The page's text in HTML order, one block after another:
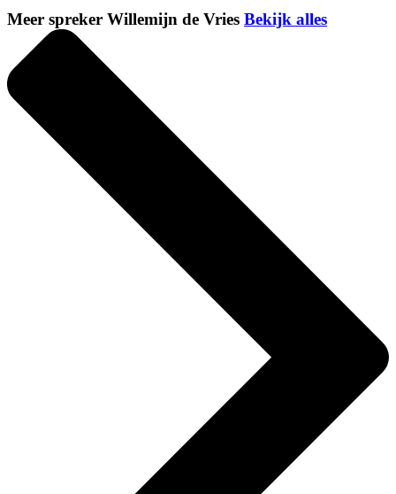
Meer spreker Willemijn de Vries Bekijk alles